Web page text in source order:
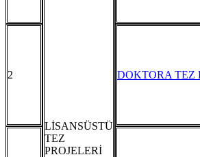
LİSANSÜSTÜ
TEZ
PROJELERİ
2 DOKTORA TEZ